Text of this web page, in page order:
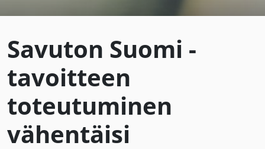
Savuton Suomi -
tavoitteen
toteutuminen
vähentäisi